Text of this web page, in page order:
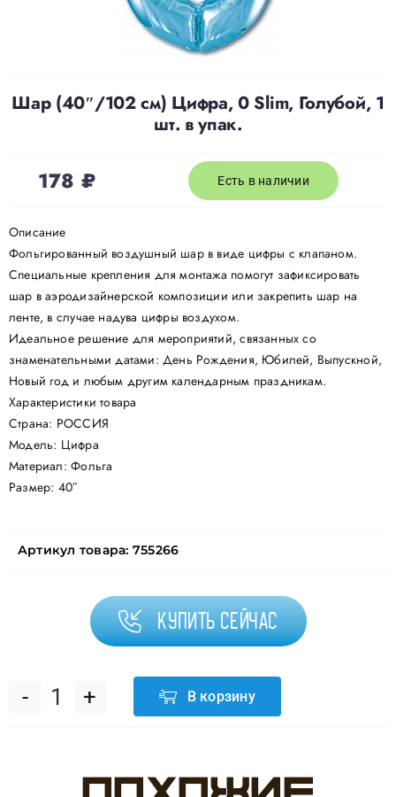
О нас
Политика конфиденциальности
Шар (40″/102 см) Цифра, 0 Slim, Голубой, 1
шт. в упак.
178₽ Есть в наличии
Описание
Фольгированный воздушный шар в виде цифры с клапаном.
Специальные крепления для монтажа помогут зафиксировать
шар в аэродизайнерской композиции или закрепить шар на
ленте, в случае надува цифры воздухом.
Идеальное решение для мероприятий, связанных со
знаменательными датами: День Рождения, Юбилей, Выпускной,
Новый год и любым другим календарным праздникам.
Характеристики товара
Страна: РОССИЯ
Модель: Цифра
Материал: Фольга
Размер: 40″
Артикул товара: 755266
Купить сейчас
Количество
В корзину